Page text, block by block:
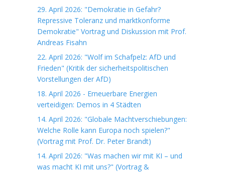
29. April 2026: "Demokratie in Gefahr?
Repressive Toleranz und marktkonforme
Demokratie" Vortrag und Diskussion mit Prof.
Andreas Fisahn
22. April 2026: "Wolf im Schafpelz: AfD und
Frieden" (Kritik der sicherheitspolitischen
Vorstellungen der AfD)
18. April 2026 - Erneuerbare Energien
verteidigen: Demos in 4 Städten
14. April 2026: "Globale Machtverschiebungen:
Welche Rolle kann Europa noch spielen?"
(Vortrag mit Prof. Dr. Peter Brandt)
14. April 2026: "Was machen wir mit KI – und
was macht KI mit uns?" (Vortrag &